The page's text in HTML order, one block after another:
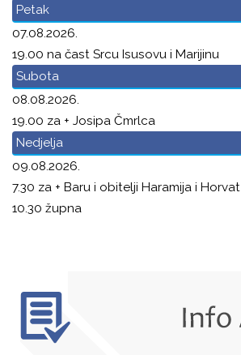
Petak
07.08.2026.
19.00 na čast Srcu Isusovu i Marijinu
Subota
08.08.2026.
19.00 za + Josipa Čmrlca
Nedjelja
09.08.2026.
7.30 za + Baru i obitelji Haramija i Horvat
10.30 župna